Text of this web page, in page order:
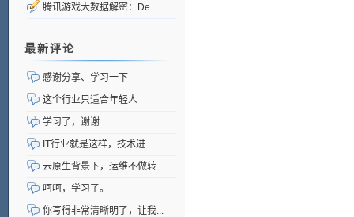
腾讯游戏大数据解密：De...
最新评论
感谢分享、学习一下
这个行业只适合年轻人
学习了，谢谢
IT行业就是这样，技术进...
云原生背景下，运维不做转...
呵呵，学习了。
你写得非常清晰明了，让我...